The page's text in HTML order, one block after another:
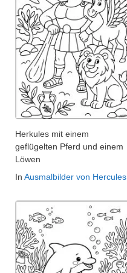
Herkules mit einem
geflügelten Pferd und einem
Löwen
In Ausmalbilder von Hercules